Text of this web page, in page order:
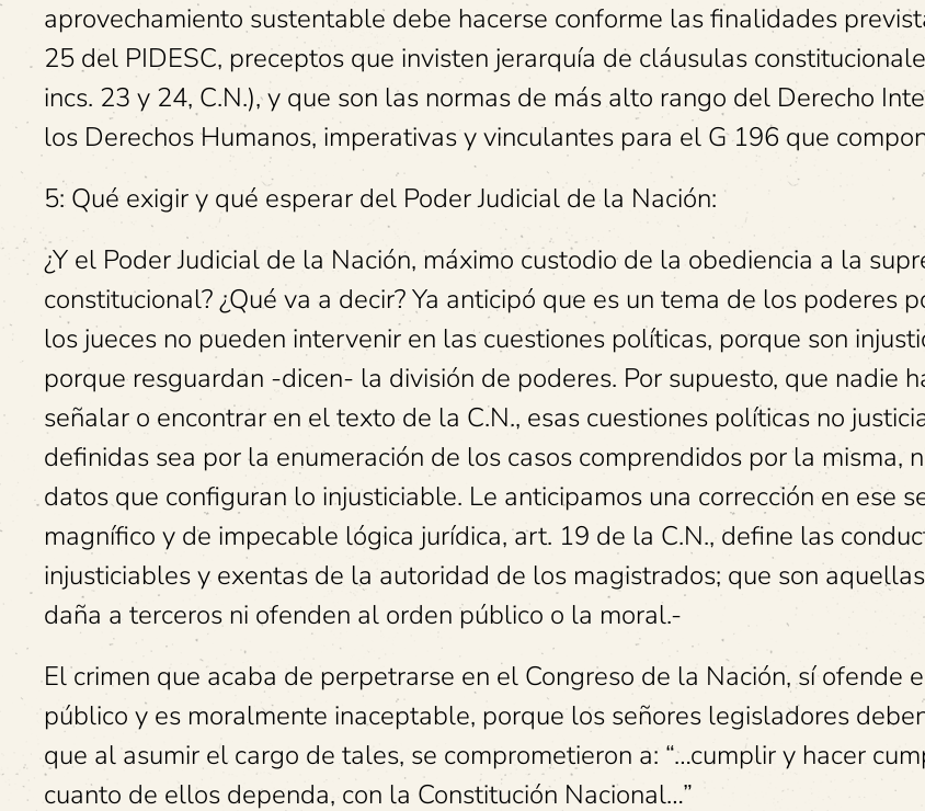
aprovechamiento sustentable debe hacerse conforme las finalidades
25 del PIDESC, preceptos que invisten jerarquía de cláusulas
incs. 23 y 24, C.N.), y que son las normas de más alto rango del Derecho
los Derechos Humanos, imperativas y vinculantes para el G 196 que
5: Qué exigir y qué esperar del Poder Judicial de la Nación:
¿Y el Poder Judicial de la Nación, máximo custodio de la obediencia a la
constitucional? ¿Qué va a decir? Ya anticipó que es un tema de los poderes
los jueces no pueden intervenir en las cuestiones políticas, porque son
porque resguardan -dicen- la división de poderes. Por supuesto, que nadie
señalar o encontrar en el texto de la C.N., esas cuestiones políticas no
definidas sea por la enumeración de los casos comprendidos por la misma,
datos que configuran lo injusticiable. Le anticipamos una corrección en ese
magnífico y de impecable lógica jurídica, art. 19 de la C.N., define las
injusticiables y exentas de la autoridad de los magistrados; que son
daña a terceros ni ofenden al orden público o la moral.-
El crimen que acaba de perpetrarse en el Congreso de la Nación, sí ofende
público y es moralmente inaceptable, porque los señores legisladores
que al asumir el cargo de tales, se comprometieron a: “…cumplir y hacer
cuanto de ellos dependa, con la Constitución Nacional…”